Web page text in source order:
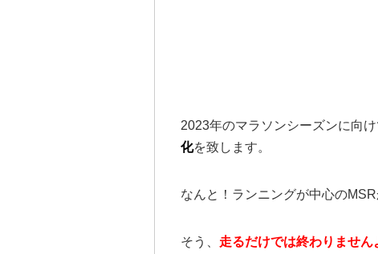
2023年のマラソンシーズンに向
化を致します。
なんと！ランニングが中心のMSR
そう、 走るだけでは終わりませ